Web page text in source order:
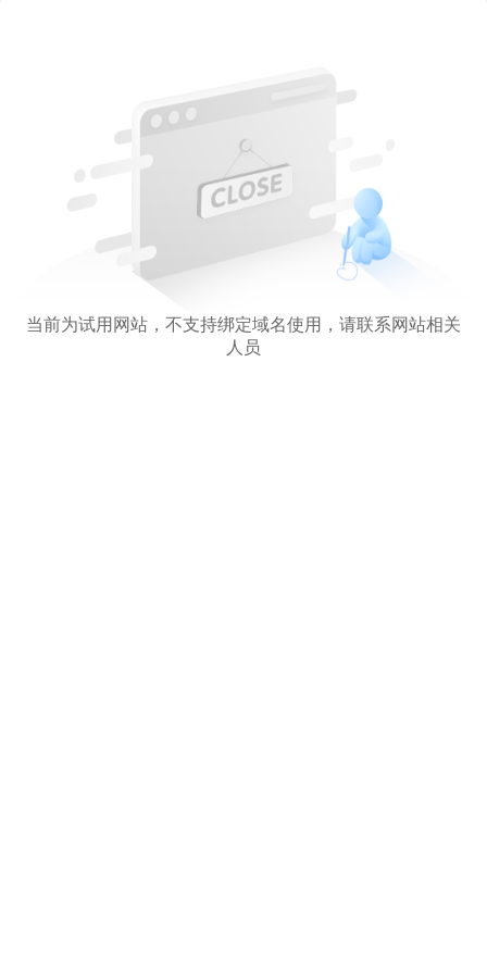
当前为试用网站，不支持绑定域名使用，请联系网站相关
人员